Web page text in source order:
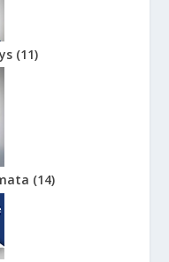
(11)
(14)